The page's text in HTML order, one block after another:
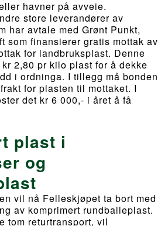
havner på avveie.
store leverandører av
har avtale med Grønt Punkt,
som finansierer gratis mottak av
for landbruksplast. Denne
2,80 pr kilo plast for å dekke
i ordninga. I tillegg må bonden
for plasten til mottaket. I
det kr 6 000,- i året å få
plast i
og
vil nå Felleskjøpet ta bort med
av komprimert rundballeplast.
tom returtransport, vil